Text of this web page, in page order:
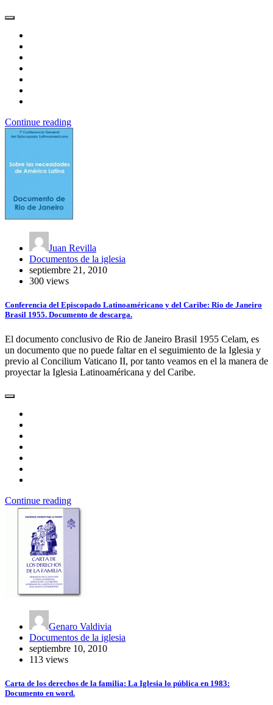
Continue reading
Juan Revilla
Documentos de la iglesia
septiembre 21, 2010
300 views
Conferencia del Episcopado Latinoaméricano y del Caribe: Rio de Janeiro
Brasil 1955. Documento de descarga.
El documento conclusivo de Rio de Janeiro Brasil 1955 Celam, es
un documento que no puede faltar en el seguimiento de la Iglesia y
previo al Concilium Vaticano II, por tanto veamos en el la manera de
proyectar la Iglesia Latinoaméricana y del Caribe.
Continue reading
Genaro Valdivia
Documentos de la iglesia
septiembre 10, 2010
113 views
Carta de los derechos de la familia: La Iglesia lo pública en 1983:
Documento en word.